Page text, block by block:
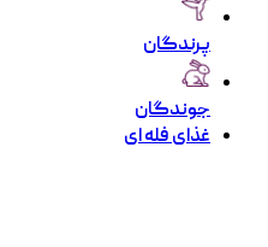
پرندگان
جوندگان
غذای فله ای